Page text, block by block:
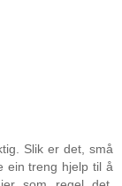
Slik er det, små
ein treng hjelp til å